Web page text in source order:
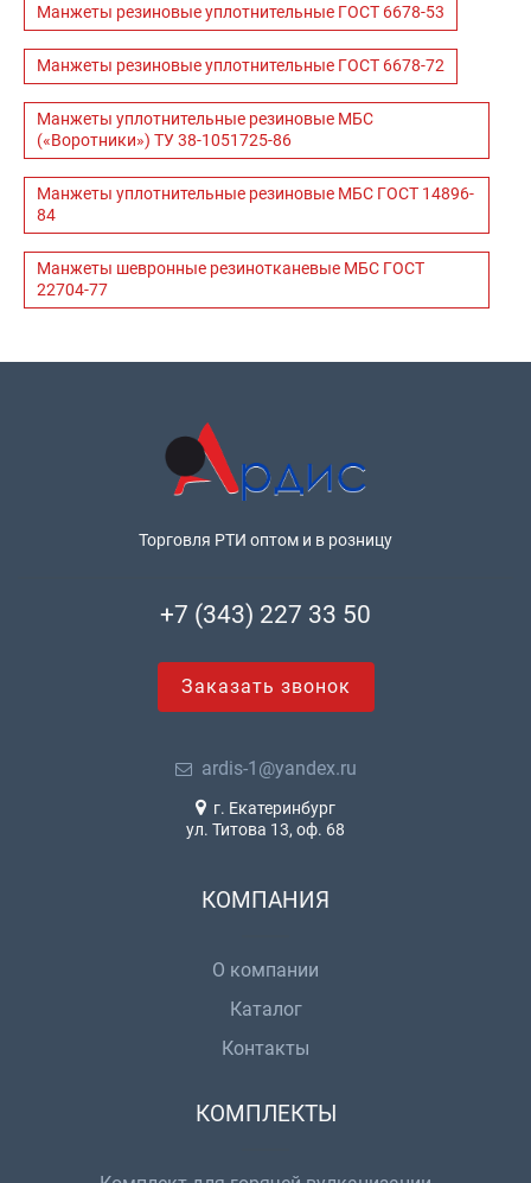
Манжеты резиновые уплотнительные ГОСТ 6678-53
Манжеты резиновые уплотнительные ГОСТ 6678-72
Манжеты уплотнительные резиновые МБС
(«Воротники») ТУ 38-1051725-86
Манжеты уплотнительные резиновые МБС ГОСТ 14896-
84
Манжеты шевронные резинотканевые МБС ГОСТ
22704-77
Торговля РТИ оптом и в розницу
+7 (343) 227 33 50
Заказать звонок
ardis-1@yandex.ru
г. Екатеринбург
ул. Титова 13, оф. 68
КОМПАНИЯ
О компании
Каталог
Контакты
КОМПЛЕКТЫ